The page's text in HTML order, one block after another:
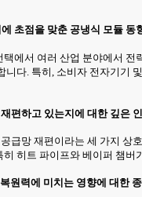
초점을 맞춘 공냉식 모듈 동
에서 여러 산업 분야에서
다. 특히, 소비자 전자기
편하고 있는지에 대한 깊은
급망 재편이라는 세 가지
히트 파이프와 베이퍼 챔
원력에 미치는 영향에 대한